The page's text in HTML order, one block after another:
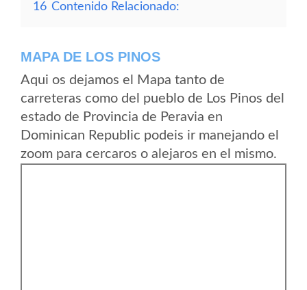
16 Contenido Relacionado:
MAPA DE LOS PINOS
Aqui os dejamos el Mapa tanto de
carreteras como del pueblo de Los Pinos del
estado de Provincia de Peravia en
Dominican Republic podeis ir manejando el
zoom para cercaros o alejaros en el mismo.